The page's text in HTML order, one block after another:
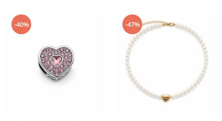
-40% -47%